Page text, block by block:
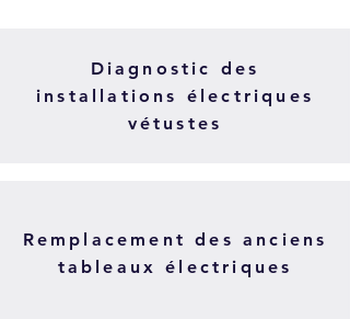
Diagnostic des
installations électriques
vétustes
Remplacement des anciens
tableaux électriques